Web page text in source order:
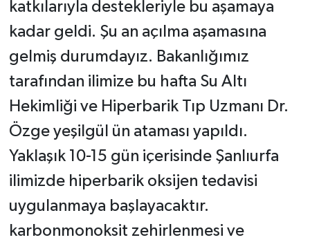
katkılarıyla destekleriyle bu aşamaya
kadar geldi. Şu an açılma aşamasına
gelmiş durumdayız. Bakanlığımız
tarafından ilimize bu hafta Su Altı
Hekimliği ve Hiperbarik Tıp Uzmanı Dr.
Özge yeşilgül ün ataması yapıldı.
Yaklaşık 10-15 gün içerisinde Şanlıurfa
ilimizde hiperbarik oksijen tedavisi
uygulanmaya başlayacaktır.
karbonmonoksit zehirlenmesi ve